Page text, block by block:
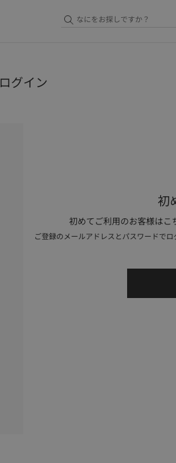
ログイン
初
初めてご利用のお客様はこ
ご登録のメールアドレスとパスワードで